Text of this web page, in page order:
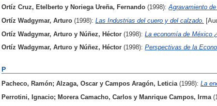
Ortíz Cruz, Etelberto y Noriega Ureña, Fernando (1998): Agravamiento
Ortíz Wadgymar, Arturo (1998): Las Industrias del cuero y del calzado.
Ortíz Wadgymar, Arturo y Núñez, Héctor (1998): La economía de México
Ortíz Wadgymar, Arturo y Núñez, Héctor (1998): Perspectivas de la
P
Pacheco, Ramón; Alzaga, Oscar y Campos Aragón, Leticia (1998): La
Perrotini, Ignacio; Morera Camacho, Carlos y Manrique Campos, Irma